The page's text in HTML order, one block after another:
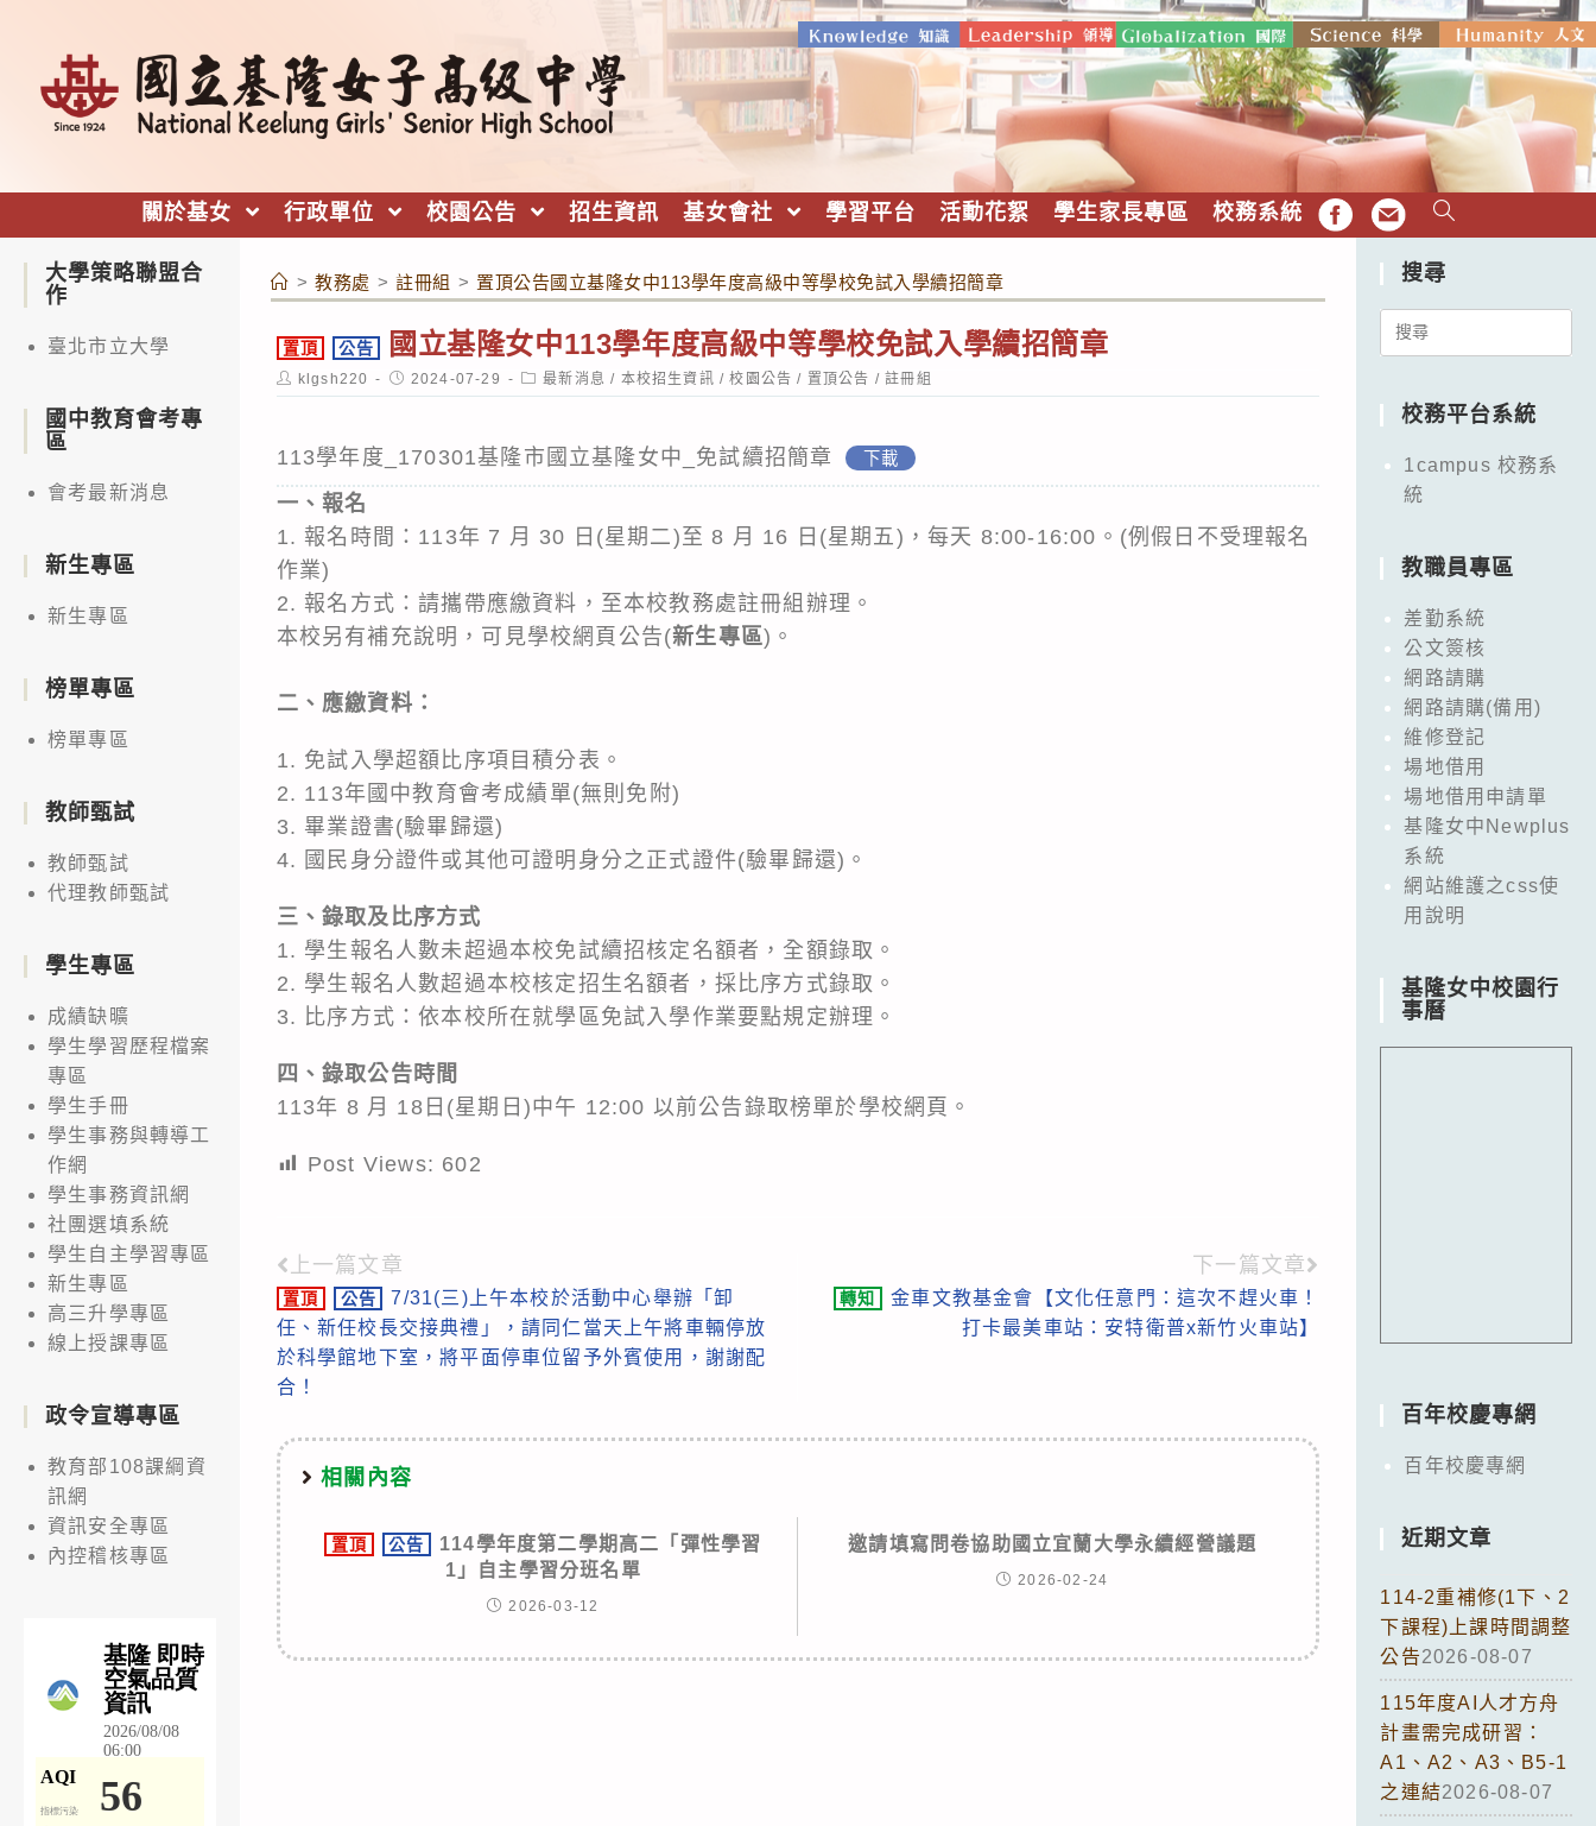
關於基女 行政單位 校園公告 招生資訊 基女會社 學習平台 活動花絮 學生家長專區 校務系統 FB EMAIL
> 教務處 > 註冊組 > 置頂公告國立基隆女中113學年度高級中等學校免試入學續招簡章
置頂 公告 國立基隆女中113學年度高級中等學校免試入學續招簡章
Post
author:
klgsh220
Post
published:
2024-07-29
Post
category:
最新消息 / 本校招生資訊 / 校園公告 / 置頂公告 / 註冊組
113學年度_170301基隆市國立基隆女中_免試續招簡章 下載
一、報名
1. 報名時間：113年 7 月 30 日(星期二)至 8 月 16 日(星期五)，每天 8:00-16:00。(例假日不受理報名
作業)
2. 報名方式：請攜帶應繳資料，至本校教務處註冊組辦理。
本校另有補充說明，可見學校網頁公告(新生專區)。
二、應繳資料：
1. 免試入學超額比序項目積分表。
2. 113年國中教育會考成績單(無則免附)
3. 畢業證書(驗畢歸還)
4. 國民身分證件或其他可證明身分之正式證件(驗畢歸還)。
三、錄取及比序方式
1. 學生報名人數未超過本校免試續招核定名額者，全額錄取。
2. 學生報名人數超過本校核定招生名額者，採比序方式錄取。
3. 比序方式：依本校所在就學區免試入學作業要點規定辦理。
四、錄取公告時間
113年 8 月 18日(星期日)中午 12:00 以前公告錄取榜單於學校網頁。
Post Views: 602
Read
more
articles
上一篇文章
置頂 公告
7/31(三)上午本校於活動中心舉辦「卸
任、新任校長交接典禮」，請同仁當天上午將車輛停放
於科學館地下室，將平面停車位留予外賓使用，謝謝配
合！
下一篇文章
轉知
金車文教基金會【文化任意門：這次不趕火車！
打卡最美車站：安特衛普x新竹火車站】
相關內容
置頂 公告
114學年度第二學期高二「彈性學習
1」自主學習分班名單
2026-03-12
邀請填寫問卷協助國立宜蘭大學永續經營議題
2026-02-24
大學策略聯盟合
作
臺北市立大學
國中教育會考專
區
會考最新消息
新生專區
新生專區
榜單專區
榜單專區
教師甄試
教師甄試
代理教師甄試
學生專區
成績缺曠
學生學習歷程檔案
專區
學生手冊
學生事務與轉導工
作網
學生事務資訊網
社團選填系統
學生自主學習專區
新生專區
高三升學專區
線上授課專區
政令宣導專區
教育部108課綱資
訊網
資訊安全專區
內控稽核專區
搜尋
Search
校務平台系統
1campus 校務系
統
教職員專區
差勤系統
公文簽核
網路請購
網路請購(備用)
維修登記
場地借用
場地借用申請單
基隆女中Newplus
系統
網站維護之css使
用說明
基隆女中校園行
事曆
百年校慶專網
百年校慶專網
近期文章
114-2重補修(1下、2
下課程)上課時間調整
公告2026-08-07
115年度AI人才方舟
計畫需完成研習：
A1、A2、A3、B5-1
之連結2026-08-07